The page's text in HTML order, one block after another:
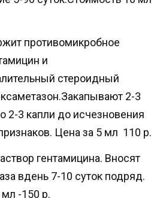
противомикробное
и
стероидный
2-3
2-3 капли до исчезновения
Цена за 5 мл 110 р.
гентамицина. Вносят
вдень 7-10 суток подряд.
-150 р.